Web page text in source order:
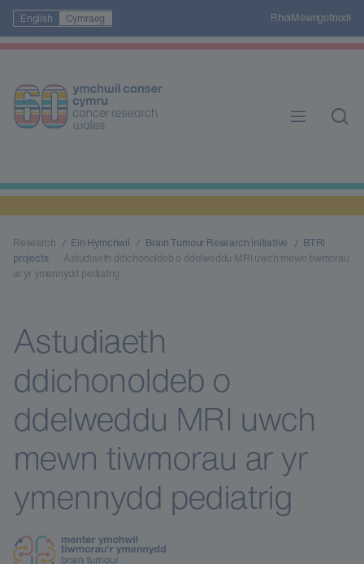
English Cymraeg RhoiMewngofnodi
Research Ein Hymchwil Brain Tumour Research Initiative
BTRI
projects
Astudiaeth ddichonoldeb o ddelweddu MRI uwch mewn tiwmorau
ar yr ymennydd pediatrig
Astudiaeth
ddichonoldeb o
ddelweddu MRI uwch
mewn tiwmorau ar yr
ymennydd pediatrig